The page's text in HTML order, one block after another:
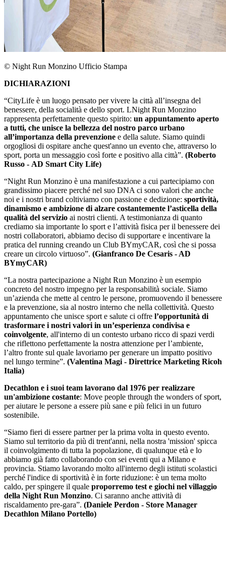
© Night Run Monzino Ufficio Stampa
DICHIARAZIONI
“CityLife è un luogo pensato per vivere la città all’insegna del
benessere, della socialità e dello sport. LNight Run Monzino
rappresenta perfettamente questo spirito: un appuntamento aperto
a tutti, che unisce la bellezza del nostro parco urbano
all’importanza della prevenzione e della salute. Siamo quindi
orgogliosi di ospitare anche quest'anno un evento che, attraverso lo
sport, porta un messaggio così forte e positivo alla città”. (Roberto
Russo - AD Smart City Life)
“Night Run Monzino è una manifestazione a cui partecipiamo con
grandissimo piacere perché nel suo DNA ci sono valori che anche
noi e i nostri brand coltiviamo con passione e dedizione: sportività,
dinamismo e ambizione di alzare costantemente l’asticella della
qualità del servizio ai nostri clienti. A testimonianza di quanto
crediamo sia importante lo sport e l’attività fisica per il benessere dei
nostri collaboratori, abbiamo deciso di supportare e incentivare la
pratica del running creando un Club BYmyCAR, così che si possa
creare un circolo virtuoso”. (Gianfranco De Cesaris - AD
BYmyCAR)
“La nostra partecipazione a Night Run Monzino è un esempio
concreto del nostro impegno per la responsabilità sociale. Siamo
un’azienda che mette al centro le persone, promuovendo il benessere
e la prevenzione, sia al nostro interno che nella collettività. Questo
appuntamento che unisce sport e salute ci offre l’opportunità di
trasformare i nostri valori in un’esperienza condivisa e
coinvolgente, all'interno di un contesto urbano ricco di spazi verdi
che riflettono perfettamente la nostra attenzione per l’ambiente,
l’altro fronte sul quale lavoriamo per generare un impatto positivo
nel lungo termine”. (Valentina Magi - Direttrice Marketing Ricoh
Italia)
Decathlon e i suoi team lavorano dal 1976 per realizzare
un'ambizione costante: Move people through the wonders of sport,
per aiutare le persone a essere più sane e più felici in un futuro
sostenibile.
“Siamo fieri di essere partner per la prima volta in questo evento.
Siamo sul territorio da più di trent'anni, nella nostra 'mission' spicca
il coinvolgimento di tutta la popolazione, di qualunque età e lo
abbiamo già fatto collaborando con sei eventi qui a Milano e
provincia. Stiamo lavorando molto all'interno degli istituti scolastici
perché l'indice di sportività è in forte riduzione: è un tema molto
caldo, per spingere il quale proporremo test e giochi nel villaggio
della Night Run Monzino. Ci saranno anche attività di
riscaldamento pre-gara”. (Daniele Perdon - Store Manager
Decathlon Milano Portello)